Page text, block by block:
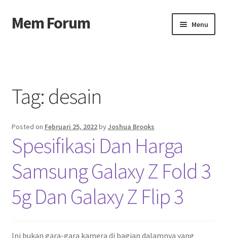
Skip
to
Skip
to
Mem Forum Menu
Contact us
Privacy Policy
Tag: desain
Posted on Februari 25, 2022byJoshua Brooks
Spesifikasi Dan Harga
Samsung Galaxy Z Fold 3
5g Dan Galaxy Z Flip 3
Ini bukan gara-gara kamera di bagian dalamnya yang